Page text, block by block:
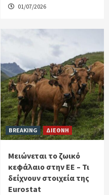
01/07/2026
BREAKING ΔΙΕΘΝΗ
Μειώνεται το ζωικό
κεφάλαιο στην ΕΕ – Τι
δείχνουν στοιχεία της
Eurostat